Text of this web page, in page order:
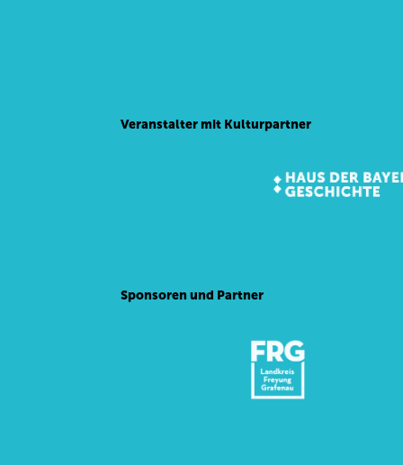
Veranstalter mit Kulturpartner
Sponsoren und Partner